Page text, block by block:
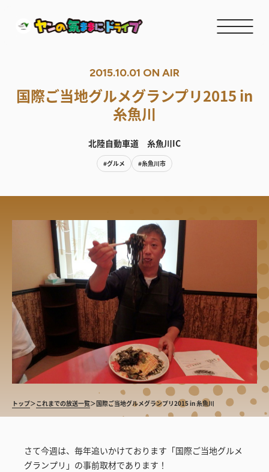
2015.10.01 ON AIR
国際ご当地グルメグランプリ2015 in
糸魚川
北陸自動車道 糸魚川IC
#グルメ #糸魚川市
トップ＞これまでの放送一覧＞国際ご当地グルメグランプリ2015 in 糸魚川
さて今週は、毎年追いかけております「国際ご当地グルメ
グランプリ」の事前取材であります！